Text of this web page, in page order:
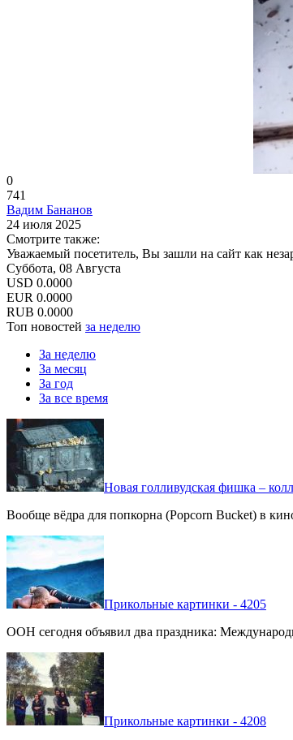
0
741
Вадим Бананов
24 июля 2025
Смотрите также:
Уважаемый посетитель, Вы зашли на сайт как
Суббота, 08 Августа
USD 0.0000
EUR 0.0000
RUB 0.0000
Топ новостей за неделю
За неделю
За месяц
За год
За все время
Новая голливудская фишка –
Вообще вёдра для попкорна (Popcorn Bucket) в
Прикольные картинки - 4205
ООН сегодня объявил два праздника:
Прикольные картинки - 4208